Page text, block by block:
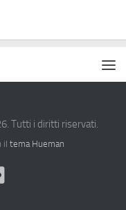
Tutti i diritti riservati.
il tema Hueman